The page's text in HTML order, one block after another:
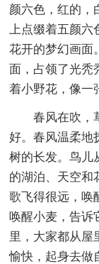
颜六色，红的，
上点缀着五颜
花开的梦幻画面
面，占领了光秃
着小野花，像一
春风在吹，草
好。春风温柔地
树的长发。鸟儿
的湖泊、天空和
歌飞得很远，唤
唤醒小麦，告诉
里，大家都从屋
愉快，起身去做